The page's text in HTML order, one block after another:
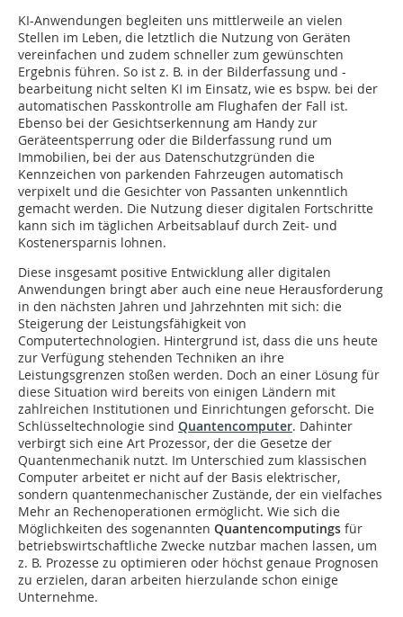
KI-Anwendungen begleiten uns mittlerweile an vielen
Stellen im Leben, die letztlich die Nutzung von Geräten
vereinfachen und zudem schneller zum gewünschten
Ergebnis führen. So ist z. B. in der Bilderfassung und -
bearbeitung nicht selten KI im Einsatz, wie es bspw. bei der
automatischen Passkontrolle am Flughafen der Fall ist.
Ebenso bei der Gesichtserkennung am Handy zur
Geräteentsperrung oder die Bilderfassung rund um
Immobilien, bei der aus Datenschutzgründen die
Kennzeichen von parkenden Fahrzeugen automatisch
verpixelt und die Gesichter von Passanten unkenntlich
gemacht werden. Die Nutzung dieser digitalen Fortschritte
kann sich im täglichen Arbeitsablauf durch Zeit- und
Kostenersparnis lohnen.
Diese insgesamt positive Entwicklung aller digitalen
Anwendungen bringt aber auch eine neue Herausforderung
in den nächsten Jahren und Jahrzehnten mit sich: die
Steigerung der Leistungsfähigkeit von
Computertechnologien. Hintergrund ist, dass die uns heute
zur Verfügung stehenden Techniken an ihre
Leistungsgrenzen stoßen werden. Doch an einer Lösung für
diese Situation wird bereits von einigen Ländern mit
zahlreichen Institutionen und Einrichtungen geforscht. Die
Schlüsseltechnologie sind Quantencomputer. Dahinter
verbirgt sich eine Art Prozessor, der die Gesetze der
Quantenmechanik nutzt. Im Unterschied zum klassischen
Computer arbeitet er nicht auf der Basis elektrischer,
sondern quantenmechanischer Zustände, der ein vielfaches
Mehr an Rechenoperationen ermöglicht. Wie sich die
Möglichkeiten des sogenannten Quantencomputings für
betriebswirtschaftliche Zwecke nutzbar machen lassen, um
z. B. Prozesse zu optimieren oder höchst genaue Prognosen
zu erzielen, daran arbeiten hierzulande schon einige
Unternehme.